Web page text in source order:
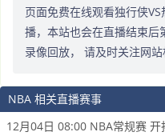
页面免费在线观看独行侠
播，本站也会在直播结束后
录像回放， 请及时关注网站
NBA 相关直播赛事
12月04日 08:00 NBA常规赛 开